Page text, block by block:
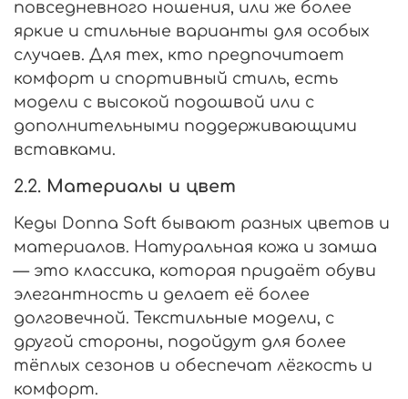
повседневного ношения, или же более
яркие и стильные варианты для особых
случаев. Для тех, кто предпочитает
комфорт и спортивный стиль, есть
модели с высокой подошвой или с
дополнительными поддерживающими
вставками.
2.2. Материалы и цвет
Кеды Donna Soft бывают разных цветов и
материалов. Натуральная кожа и замша
— это классика, которая придаёт обуви
элегантность и делает её более
долговечной. Текстильные модели, с
другой стороны, подойдут для более
тёплых сезонов и обеспечат лёгкость и
комфорт.